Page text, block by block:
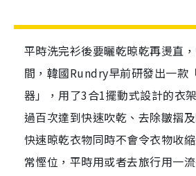
平時洗完衫後要曬乾晾乾再燙直
間，韓國Rundry早前研發出一款
器」，用了3合1擺動式設計的衣
過百次達到快速吹乾、去除皺摺
快速晾乾衣物同時不會令衣物收
常慳位，平時用或者去旅行用一